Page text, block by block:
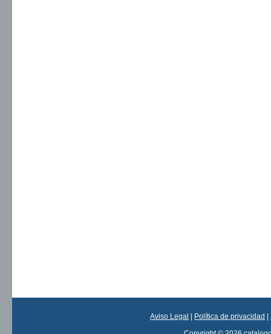
Aviso Legal | Política de privacidad |